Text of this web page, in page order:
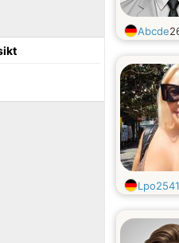
Abcde